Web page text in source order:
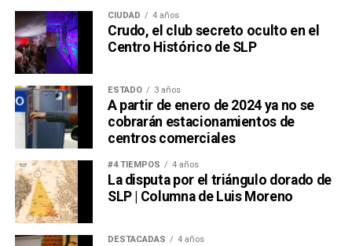
CIUDAD 4 años
Crudo, el club secreto oculto en el
Centro Histórico de SLP
ESTADO 3 años
A partir de enero de 2024 ya no se
cobrarán estacionamientos de
centros comerciales
#4 TIEMPOS 4 años
La disputa por el triángulo dorado de
SLP | Columna de Luis Moreno
DESTACADAS 4 años